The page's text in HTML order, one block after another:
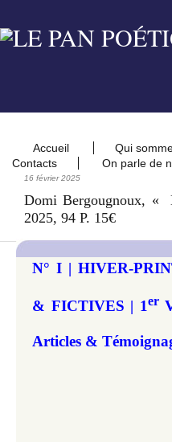
Accueil Qui
Contacts
On parle de
16 février 2025
Domi Bergougnoux, «
2025, 94 P. 15€
N° I | HIVER-
& FICTIVES | 1er
Articles &